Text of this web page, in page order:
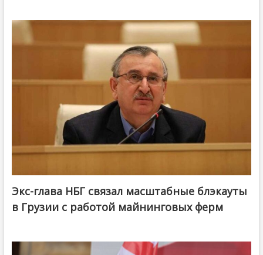
Экс-глава НБГ связал масштабные блэкауты
в Грузии с работой майнинговых ферм